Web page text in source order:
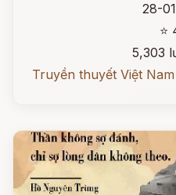
28-
⭐
5,303
Truyền thuyết Việt Nam